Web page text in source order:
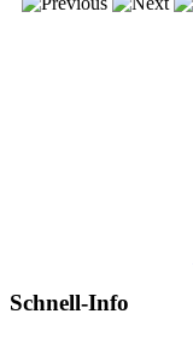
Schnell-Info